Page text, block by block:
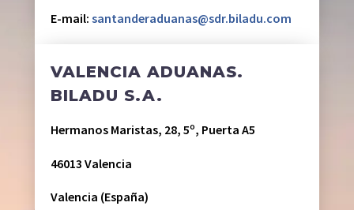
E-mail:santanderaduanas@sdr.biladu.com
VALENCIA ADUANAS.
BILADU S.A.
Hermanos Maristas, 28, 5º, Puerta A5
46013 Valencia
Valencia (España)